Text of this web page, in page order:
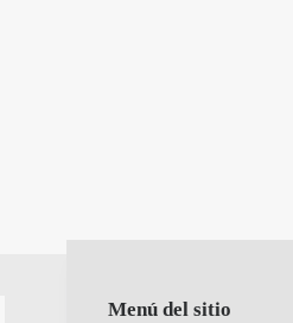
Menú del sitio